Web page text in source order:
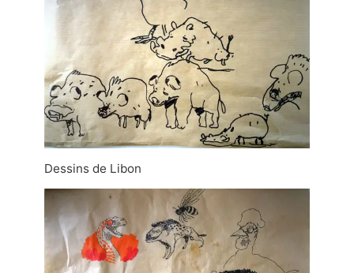
Dessins de Libon